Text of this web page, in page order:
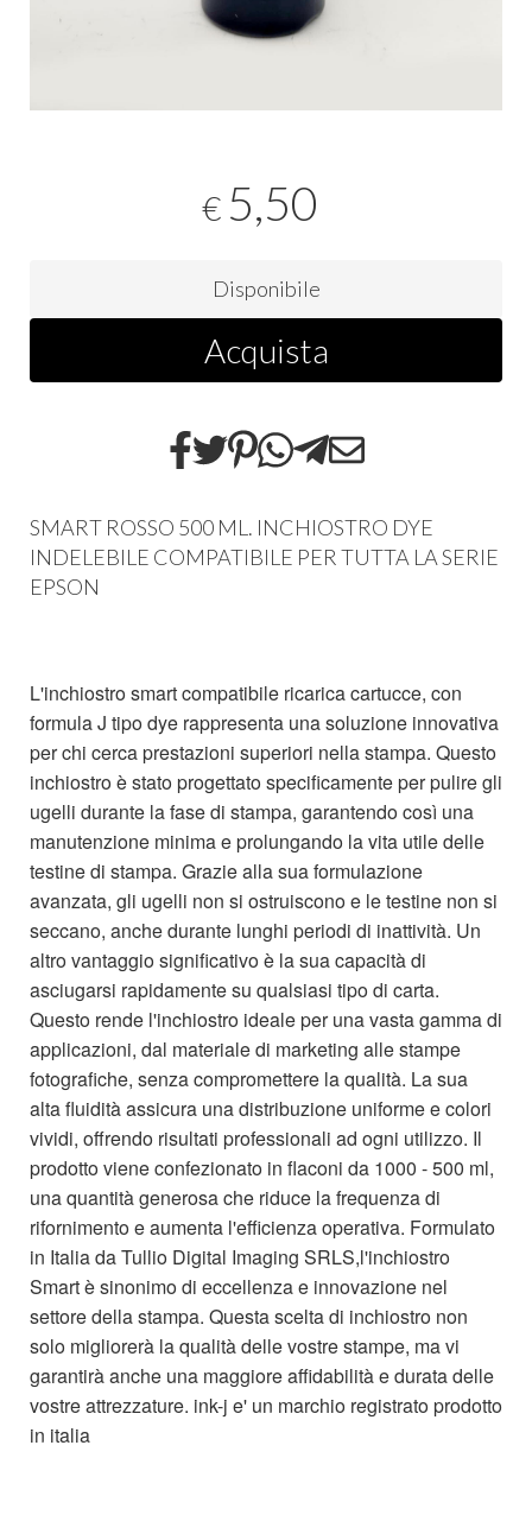
€ 5,50
Disponibile
Acquista
SMART ROSSO 500 ML. INCHIOSTRO DYE
INDELEBILE COMPATIBILE PER TUTTA LA SERIE
EPSON
L'inchiostro smart compatibile ricarica cartucce, con
formula J tipo dye rappresenta una soluzione innovativa
per chi cerca prestazioni superiori nella stampa. Questo
inchiostro è stato progettato specificamente per pulire gli
ugelli durante la fase di stampa, garantendo così una
manutenzione minima e prolungando la vita utile delle
testine di stampa. Grazie alla sua formulazione
avanzata, gli ugelli non si ostruiscono e le testine non si
seccano, anche durante lunghi periodi di inattività. Un
altro vantaggio significativo è la sua capacità di
asciugarsi rapidamente su qualsiasi tipo di carta.
Questo rende l'inchiostro ideale per una vasta gamma di
applicazioni, dal materiale di marketing alle stampe
fotografiche, senza compromettere la qualità. La sua
alta fluidità assicura una distribuzione uniforme e colori
vividi, offrendo risultati professionali ad ogni utilizzo. Il
prodotto viene confezionato in flaconi da 1000 - 500 ml,
una quantità generosa che riduce la frequenza di
rifornimento e aumenta l'efficienza operativa. Formulato
in Italia da Tullio Digital Imaging SRLS,l'inchiostro
Smart è sinonimo di eccellenza e innovazione nel
settore della stampa. Questa scelta di inchiostro non
solo migliorerà la qualità delle vostre stampe, ma vi
garantirà anche una maggiore affidabilità e durata delle
vostre attrezzature. ink-j e' un marchio registrato prodotto
in italia